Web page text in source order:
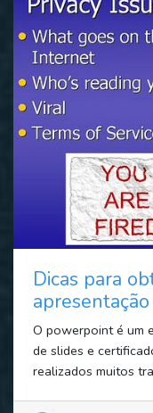
Dicas para
O powerpoint é um
de slides e
realizados muitos